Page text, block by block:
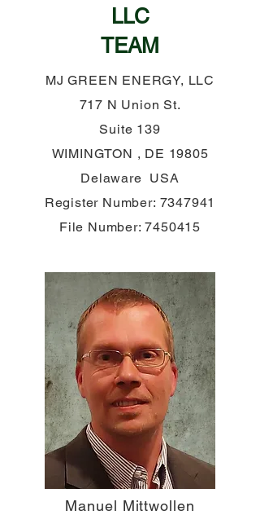
LLC
TEAM
MJ GREEN ENERGY, LLC
717 N Union St.
Suite 139
WIMINGTON , DE 19805
Delaware USA
Register Number: 7347941
File Number:7450415
Manuel Mittwollen